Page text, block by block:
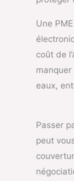
Une
coût de
eaux,
Passer
peut